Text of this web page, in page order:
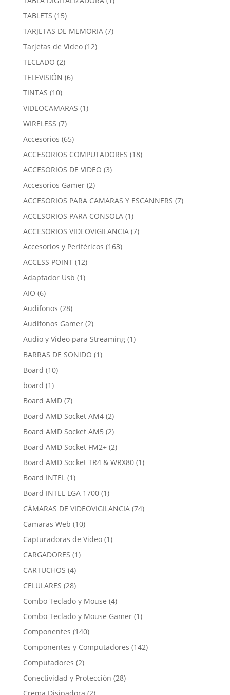
TABLETS 1515
productos
TARJETAS DE MEMORIA 77
Tarjetas de Video 1212
TECLADO 22
productos
TELEVISIÓN 66
TINTAS 1010
productos
VIDEOCAMARAS 11
WIRELESS 77
productos
Accesorios 6565
productos
ACCESORIOS COMPUTADORES 1818
ACCESORIOS DE VIDEO 33
Accesorios Gamer 22
productos
ACCESORIOS PARA CAMARAS Y ESCANNERS 77
ACCESORIOS PARA CONSOLA 11
producto
ACCESORIOS VIDEOVIGILANCIA 77
Accesorios y Periféricos 163163
ACCESS POINT 1212
Adaptador Usb 11
AIO 66
productos
Audifonos 2828
productos
Audifonos Gamer 22
productos
Audio y Video para Streaming 11
BARRAS DE SONIDO 11
Board 1010
board 11
producto
Board AMD 77
productos
Board AMD Socket AM4 22
productos
Board AMD Socket AM5 22
productos
Board AMD Socket FM2+ 22
productos
Board AMD Socket TR4 & WRX80 11
Board INTEL 11
producto
Board INTEL LGA 1700 11
producto
CÁMARAS DE VIDEOVIGILANCIA 7474
Camaras Web 1010
productos
Capturadoras de Video 11
CARGADORES 11
CARTUCHOS 44
productos
CELULARES 2828
productos
Combo Teclado y Mouse 44
productos
Combo Teclado y Mouse Gamer 11
Componentes 140140
productos
Componentes y Computadores 142142
Computadores 22
productos
Conectividad y Protección 2828
Crema Disipadora 22